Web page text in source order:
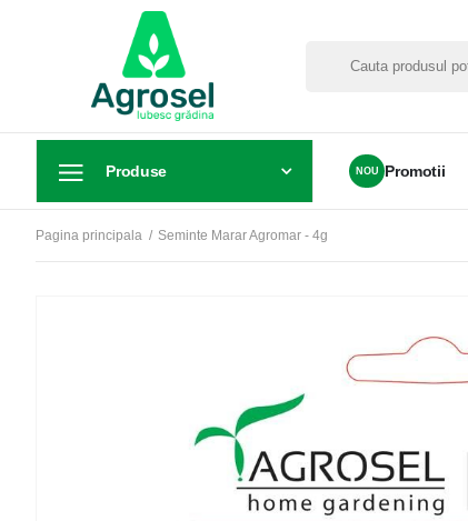
Produse Promotii
Pagina principala Seminte Marar Agromar - 4g